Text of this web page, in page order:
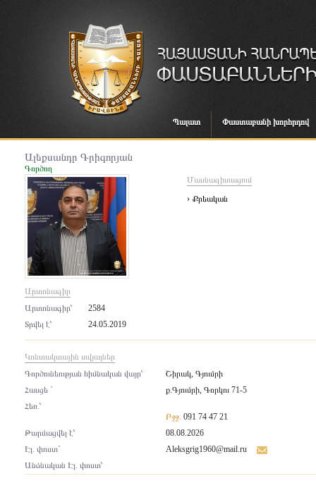
Պալատ Փաստաբանի խորհրդով
Ալեքսանդր Գրիգորյան
Գործող
Արտոնագիր
Արտոնագիր՝
2584
Տրվել է՝
24.05.2019
Մասնագիտացում
› Քրեական
Կոնտակտային տվյալներ
Գործունեության հիմնական վայր՝
Շիրակ, Գյումրի
Հասցե `
ք.Գյումրի, Գորկու 71-5
Հեռ.՝
Բջջ. 091 74 47 21
Թարմացվել է՝
08.08.2026
Էլ. փոստ`
Aleksgrig1960@mail.ru
Անձնական Էլ. փոստ՝